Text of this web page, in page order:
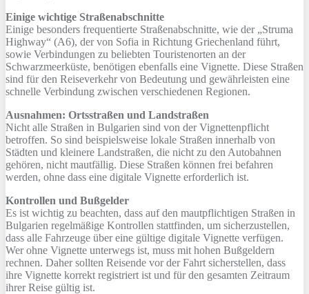
Einige wichtige Straßenabschnitte
Einige besonders frequentierte Straßenabschnitte, wie der „Struma
Highway“ (A6), der von Sofia in Richtung Griechenland führt,
sowie Verbindungen zu beliebten Touristenorten an der
Schwarzmeerküste, benötigen ebenfalls eine Vignette. Diese Straßen
sind für den Reiseverkehr von Bedeutung und gewährleisten eine
schnelle Verbindung zwischen verschiedenen Regionen.
Ausnahmen: Ortsstraßen und Landstraßen
Nicht alle Straßen in Bulgarien sind von der Vignettenpflicht
betroffen. So sind beispielsweise lokale Straßen innerhalb von
Städten und kleinere Landstraßen, die nicht zu den Autobahnen
gehören, nicht mautfällig. Diese Straßen können frei befahren
werden, ohne dass eine digitale Vignette erforderlich ist.
Kontrollen und Bußgelder
Es ist wichtig zu beachten, dass auf den mautpflichtigen Straßen in
Bulgarien regelmäßige Kontrollen stattfinden, um sicherzustellen,
dass alle Fahrzeuge über eine gültige digitale Vignette verfügen.
Wer ohne Vignette unterwegs ist, muss mit hohen Bußgeldern
rechnen. Daher sollten Reisende vor der Fahrt sicherstellen, dass
ihre Vignette korrekt registriert ist und für den gesamten Zeitraum
ihrer Reise gültig ist.